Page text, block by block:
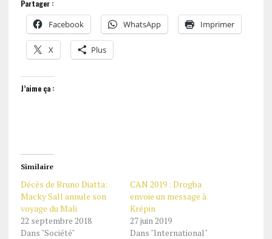
Partager :
Facebook WhatsApp Imprimer
X Plus
J’aime ça :
Similaire
Décès de Bruno Diatta:
Macky Sall annule son
voyage du Mali
22 septembre 2018
Dans "Société"
CAN 2019 : Drogba
envoie un message à
Krépin
27 juin 2019
Dans "International"